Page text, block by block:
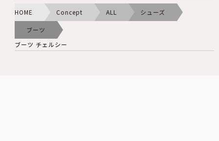
HOME Concept ALL シューズ
ブーツ
ブーツ チェルシー